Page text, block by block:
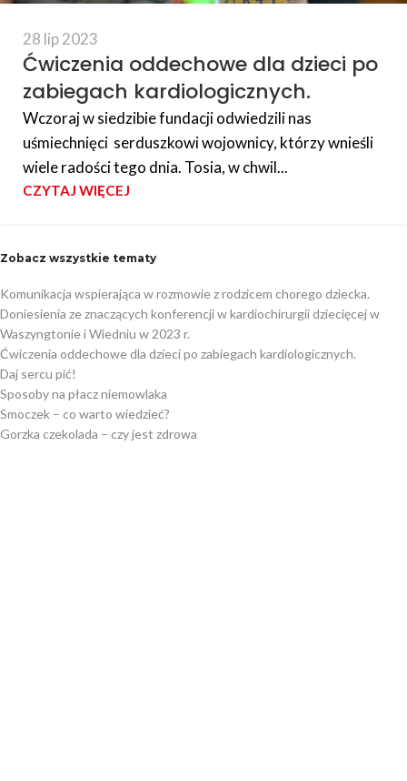
28 lip 2023
Ćwiczenia oddechowe dla dzieci po
zabiegach kardiologicznych.
Wczoraj w siedzibie fundacji odwiedzili nas
uśmiechnięci serduszkowi wojownicy, którzy wnieśli
wiele radości tego dnia. Tosia, w chwil...
CZYTAJ WIĘCEJ
Zobacz wszystkie tematy
Komunikacja wspierająca w rozmowie z rodzicem chorego dziecka.
Doniesienia ze znaczących konferencji w kardiochirurgii dziecięcej w
Waszyngtonie i Wiedniu w 2023 r.
Ćwiczenia oddechowe dla dzieci po zabiegach kardiologicznych.
Daj sercu pić!
Sposoby na płacz niemowlaka
Smoczek – co warto wiedzieć?
Gorzka czekolada – czy jest zdrowa